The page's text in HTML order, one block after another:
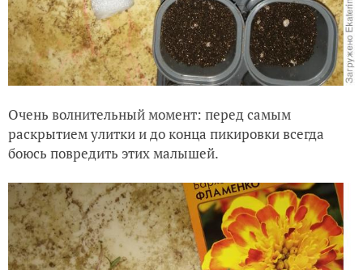
Очень волнительный момент: перед самым
раскрытием улитки и до конца пикировки всегда
боюсь повредить этих малышей.